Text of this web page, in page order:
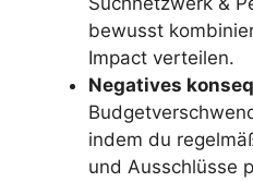
bewusst
Impact verteilen.
Negatives
indem du
und Ausschlüsse